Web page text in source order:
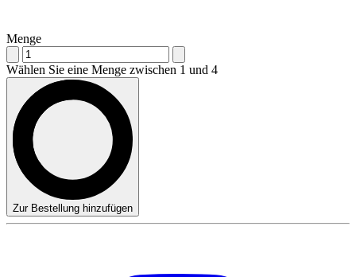
Menge
Wählen Sie eine Menge zwischen 1 und 4
Zur Bestellung hinzufügen